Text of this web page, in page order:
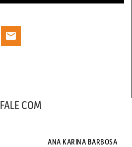
FALE COM
ANA KARINA BARBOSA